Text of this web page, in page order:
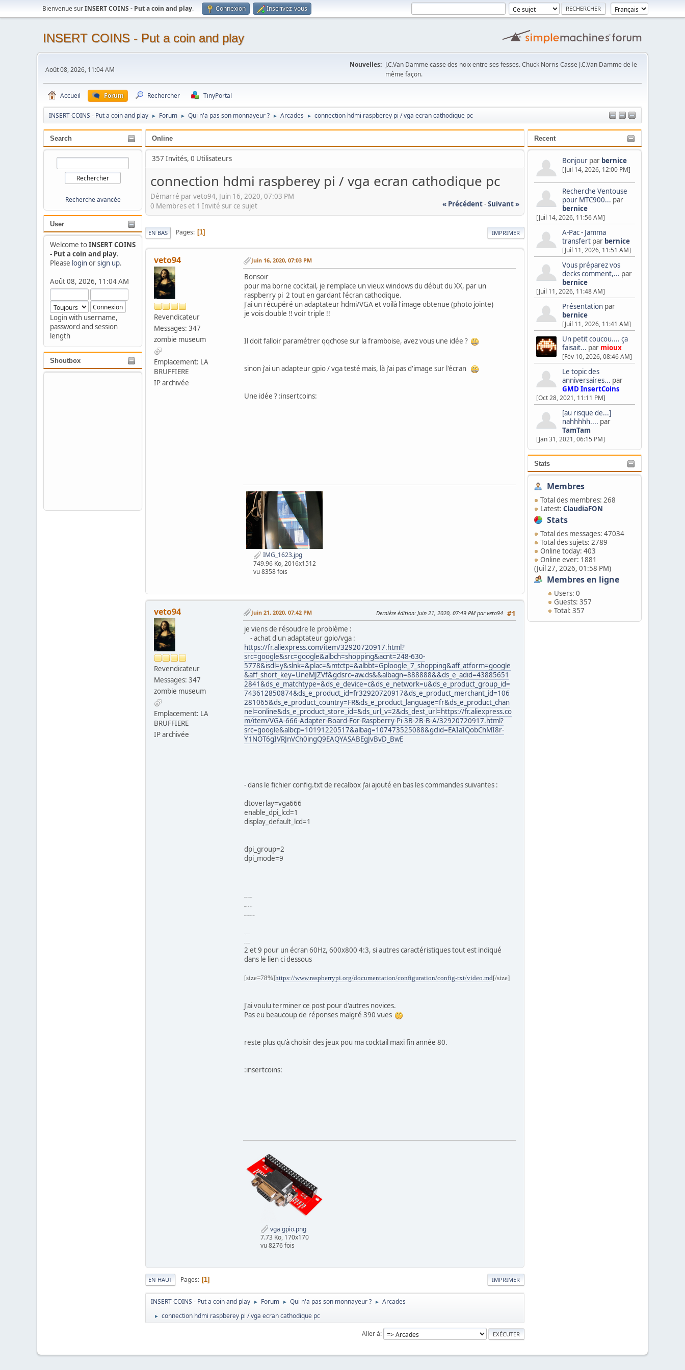
Bienvenue surINSERT COINS - Put a coin and play. Connexion Inscrivez-vous
INSERT COINS - Put a coin and play
Août 08, 2026, 11:04 AM
Nouvelles: J.C.Van Damme casse des noix entre ses fesses. Chuck Norris Casse J.C.Van Damme de le
même façon.
Accueil Forum Rechercher TinyPortal
INSERT COINS - Put a coin and play ► Forum ► Qui n'a pas son monnayeur ? ► Arcades ► connection hdmi raspberey pi / vga ecran cathodique pc
Search
Recherche avancée
User
Welcome toINSERT COINS
- Put a coin and play.
Please loginorsign up.
Août 08, 2026, 11:04 AM
Login with username,
password and session
length
Shoutbox
Recent
Bonjour par bernice
[Juil 14, 2026, 12:00 PM]
Recherche Ventouse
pour MTC900... par
bernice
[Juil 14, 2026, 11:56 AM]
A-Pac - Jamma
transfert par bernice
[Juil 11, 2026, 11:51 AM]
Vous préparez vos
decks comment,... par
bernice
[Juil 11, 2026, 11:48 AM]
Présentation par
bernice
[Juil 11, 2026, 11:41 AM]
Un petit coucou.... ça
faisait... par mioux
[Fév 10, 2026, 08:46 AM]
Le topic des
anniversaires... par
GMD InsertCoins
[Oct 28, 2021, 11:11 PM]
[au risque de...]
nahhhhh.... par
TamTam
[Jan 31, 2021, 06:15 PM]
Stats
Membres
Total des membres: 268
Latest: ClaudiaFON
Stats
Total des messages: 47034
Total des sujets: 2789
Online today: 403
Online ever: 1881
(Juil 27, 2026, 01:58 PM)
Membres en ligne
Users: 0
Guests: 357
Total: 357
Online
357 Invités, 0 Utilisateurs
connection hdmi raspberey pi / vga ecran cathodique pc
Démarré par veto94, Juin 16, 2020, 07:03 PM
« Précédent-Suivant »
0 Membres et 1 Invité sur ce sujet
IMPRIMER
EN BAS Pages 1
veto94
Revendicateur
Messages: 347
zombie museum
Emplacement: LA
BRUFFIERE
IP archivée
Juin 16, 2020, 07:03 PM
Bonsoir
pour ma borne cocktail, je remplace un vieux windows du début du XX, par un
raspberry pi 2 tout en gardant l'écran cathodique.
J'ai un récupéré un adaptateur hdmi/VGA et voilà l'image obtenue (photo jointe)
je vois double !! voir triple !!
Il doit falloir paramétrer qqchose sur la framboise, avez vous une idée ?
sinon j'ai un adapteur gpio / vga testé mais, là j'ai pas d'image sur l'écran
Une idée ? :insertcoins:
IMG_1623.jpg
749.96 Ko, 2016x1512
vu 8358 fois
veto94
Revendicateur
Messages: 347
zombie museum
Emplacement: LA
BRUFFIERE
IP archivée
#1
Juin 21, 2020, 07:42 PM Dernière édition: Juin 21, 2020, 07:49 PM par veto94
je viens de résoudre le problème :
- achat d'un adaptateur gpio/vga :
https://fr.aliexpress.com/item/32920720917.html?
src=google&src=google&albch=shopping&acnt=248-630-
5778&isdl=y&slnk=&plac=&mtctp=&albbt=Gploogle_7_shopping&aff_atform=google
&aff_short_key=UneMJZVf&gclsrc=aw.ds&&albagn=888888&&ds_e_adid=43885651
2841&ds_e_matchtype=&ds_e_device=c&ds_e_network=u&ds_e_product_group_id=
743612850874&ds_e_product_id=fr32920720917&ds_e_product_merchant_id=106
281065&ds_e_product_country=FR&ds_e_product_language=fr&ds_e_product_chan
nel=online&ds_e_product_store_id=&ds_url_v=2&ds_dest_url=https://fr.aliexpress.co
m/item/VGA-666-Adapter-Board-For-Raspberry-Pi-3B-2B-B-A/32920720917.html?
src=google&albcp=10191220517&albag=107473525088&gclid=EAIaIQobChMI8r-
Y1NOT6gIVRJnVCh0ingQ9EAQYASABEgJvBvD_BwE
- dans le fichier config.txt de recalbox j'ai ajouté en bas les commandes suivantes :
dtoverlay=vga666
enable_dpi_lcd=1
display_default_lcd=1
dpi_group=2
dpi_mode=9
2 et 9 pour un écran 60Hz, 600x800 4:3, si autres caractéristiques tout est indiqué
dans le lien ci dessous
[size=78%]https://www.raspberrypi.org/documentation/configuration/config-txt/video.md[/size]
J'ai voulu terminer ce post pour d'autres novices.
Pas eu beaucoup de réponses malgré 390 vues
reste plus qu'à choisir des jeux pou ma cocktail maxi fin année 80.
:insertcoins:
vga gpio.png
7.73 Ko, 170x170
vu 8276 fois
IMPRIMER
EN HAUT Pages 1
INSERT COINS - Put a coin and play ► Forum ► Qui n'a pas son monnayeur ? ► Arcades
► connection hdmi raspberey pi / vga ecran cathodique pc
Aller à